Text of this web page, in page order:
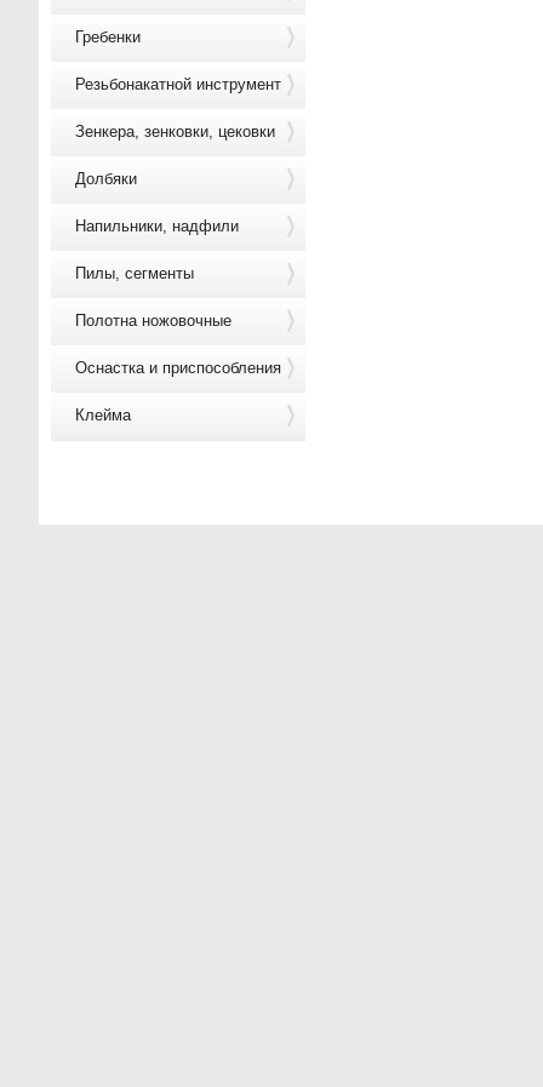
Гребенки
Резьбонакатной инструмент
Зенкера, зенковки, цековки
Долбяки
Напильники, надфили
Пилы, сегменты
Полотна ножовочные
Оснастка и приспособления
Клейма